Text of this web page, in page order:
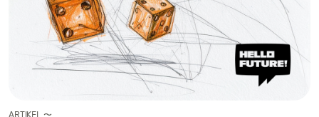
Filosofi
Kontakt
ARTIKEL〜